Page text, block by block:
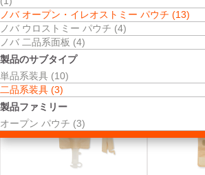
ノバ オープン・イレオストミー パウチ (13)
ノバ ウロストミー パウチ (4)
ノバ 二品系面板 (4)
製品のサブタイプ
単品系装具 (10)
二品系装具 (3)
製品ファミリー
オープン パウチ (3)